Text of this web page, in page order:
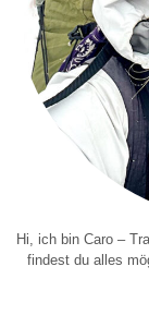
Hi, ich bin Caro –
findest du alles